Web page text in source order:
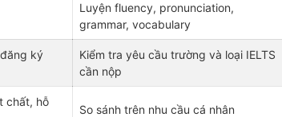
Luyện fluency, pronunciation,
grammar, vocabulary
ký
Kiểm tra yêu cầu trường và loại IELTS
cần nộp
chất, hỗ
So sánh trên nhu cầu cá nhân